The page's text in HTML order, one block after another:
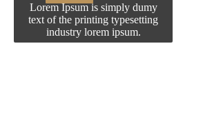
Lorem Ipsum is simply dumy
text of the printing typesetting
industry lorem ipsum.